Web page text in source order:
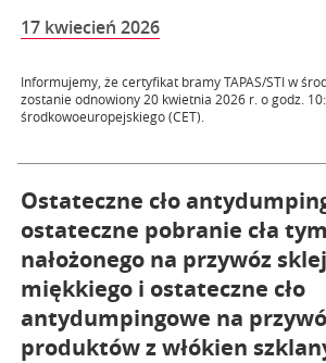
17 kwiecień 2026
Informujemy, że certyfikat bramy TAPAS/STI w
zostanie odnowiony 20 kwietnia 2026 r. o godz.
środkowoeuropejskiego (CET).
Ostateczne cło
ostateczne pobranie cła
nałożonego na przywóz
miękkiego i ostateczne cło
antydumpingowe na
produktów z włókien